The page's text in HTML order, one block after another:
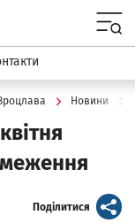
Новини
Поділитися artykuł